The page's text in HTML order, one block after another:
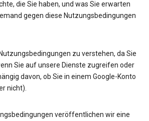
die Sie haben, und was Sie erwarten
gegen diese Nutzungsbedingungen
zu verstehen, da Sie
Sie auf unsere Dienste zugreifen oder
davon, ob Sie in einem Google-Konto
nicht).
veröffentlichen wir eine